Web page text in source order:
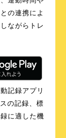
の連携によ
ながらトレ
記録アプリ
の記録、標
に適した機